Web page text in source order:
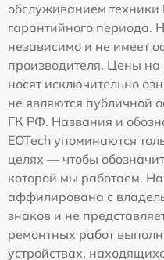
обслуживанием техники
гарантийного периода.
независимо и не имеет
производителя. Цены на
носят исключительно
не являются публичной
ГК РФ. Названия и
EOTech упоминаются
целях — чтобы
которой мы работаем.
аффилирована с
знаков и не
ремонтных работ
устройствах,